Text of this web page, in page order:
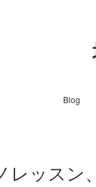
Blog
ッスン